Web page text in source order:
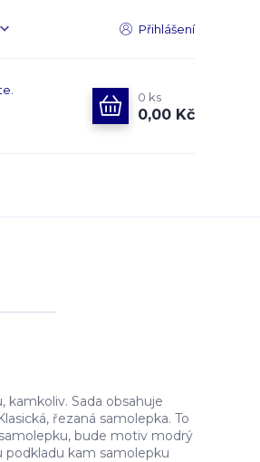
Přihlášení
0 ks
0,00 Kč
kamkoliv. Sada obsahuje
řezaná samolepka. To
bude motiv modrý
kam samolepku